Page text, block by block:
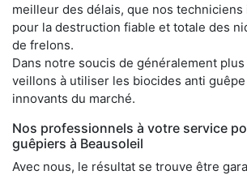
meilleur des délais, que nos
pour la destruction fiable et totale des
de frelons.
Dans notre soucis de généralement
veillons à utiliser les biocides anti
innovants du marché.
Nos professionnels à votre service
guêpiers à Beausoleil
Avec nous, le résultat se trouve être